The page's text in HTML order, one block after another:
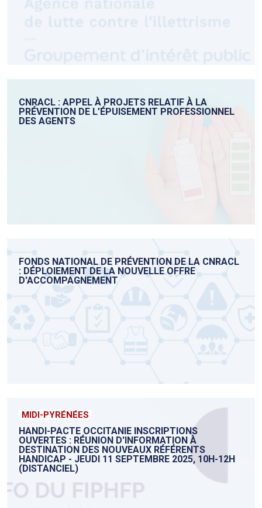
CNRACL : APPEL À PROJETS RELATIF À LA
PRÉVENTION DE L’ÉPUISEMENT PROFESSIONNEL
DES AGENTS
FONDS NATIONAL DE PRÉVENTION DE LA CNRACL
: DÉPLOIEMENT DE LA NOUVELLE OFFRE
D'ACCOMPAGNEMENT
MIDI-PYRÉNÉES
HANDI-PACTE OCCITANIE INSCRIPTIONS
OUVERTES : RÉUNION D'INFORMATION À
DESTINATION DES NOUVEAUX RÉFÉRENTS
HANDICAP - JEUDI 11 SEPTEMBRE 2025, 10H-12H
(DISTANCIEL)